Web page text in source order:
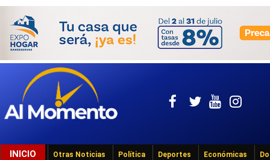
INICIO Otras Noticias Política Deportes Económicas